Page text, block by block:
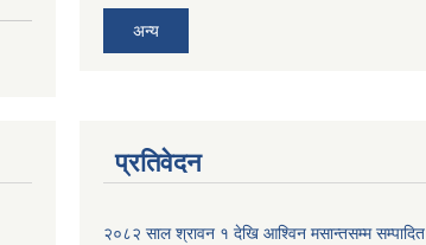
अन्य
प्रतिवेदन
२०८२ साल श्रावन १ देखि आश्विन मसान्तसम्म सम्पादित